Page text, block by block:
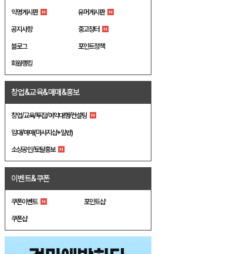
익명게시판 유머게시판
공지사항 중고장터
블로그 포인트정책
회원랭킹
창업&교육&매매&홍보
창업/교육/투잡/예약대행/컨설팅
임대/매매(마사지샵+일반)
소상공인/토탈홍보
이벤트&쿠폰
쿠폰이벤트 포인트샵
쿠폰샵